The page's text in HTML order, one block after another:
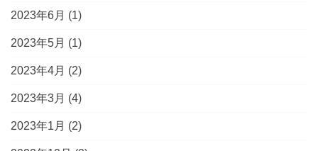
2023年6月 (1)
2023年5月 (1)
2023年4月 (2)
2023年3月 (4)
2023年1月 (2)